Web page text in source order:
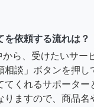
を依頼する流れは？
ら、受けたいサー
相談」ボタンを押し
てくれるサポーター
りますので、商品名